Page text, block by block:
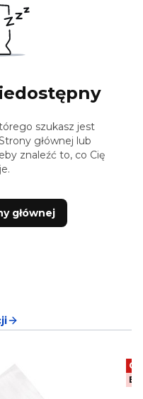
szukasz jest
głównej lub
znaleźć to, co Cię
głównej